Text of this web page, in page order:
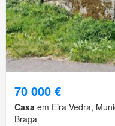
70 000 €
Casa em Eira Vedra,
Braga